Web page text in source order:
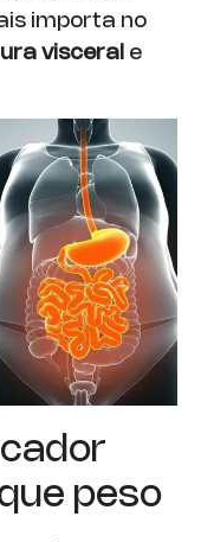
importa no
visceral e
peso